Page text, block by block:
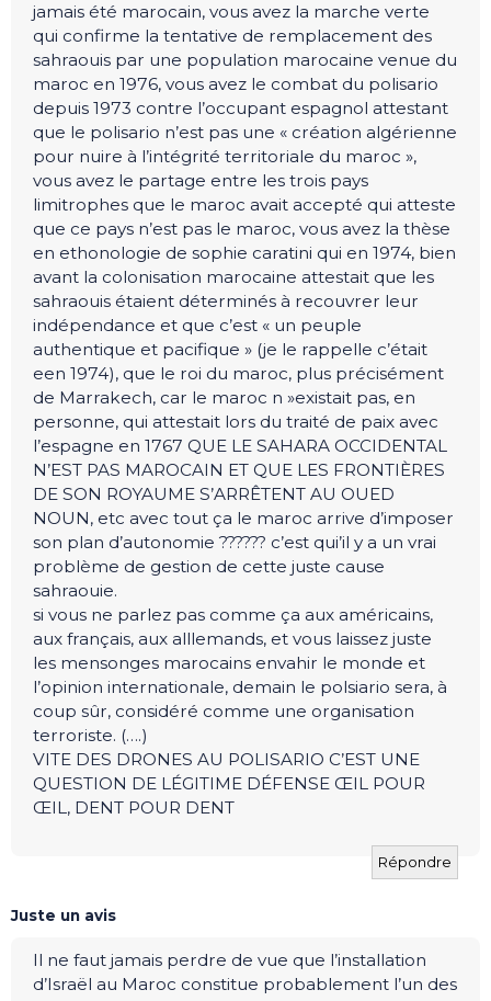
jamais été marocain, vous avez la marche verte
qui confirme la tentative de remplacement des
sahraouis par une population marocaine venue du
maroc en 1976, vous avez le combat du polisario
depuis 1973 contre l’occupant espagnol attestant
que le polisario n’est pas une « création algérienne
pour nuire à l’intégrité territoriale du maroc »,
vous avez le partage entre les trois pays
limitrophes que le maroc avait accepté qui atteste
que ce pays n’est pas le maroc, vous avez la thèse
en ethonologie de sophie caratini qui en 1974, bien
avant la colonisation marocaine attestait que les
sahraouis étaient déterminés à recouvrer leur
indépendance et que c’est « un peuple
authentique et pacifique » (je le rappelle c’était
een 1974), que le roi du maroc, plus précisément
de Marrakech, car le maroc n »existait pas, en
personne, qui attestait lors du traité de paix avec
l’espagne en 1767 QUE LE SAHARA OCCIDENTAL
N’EST PAS MAROCAIN ET QUE LES FRONTIÈRES
DE SON ROYAUME S’ARRÊTENT AU OUED
NOUN, etc avec tout ça le maroc arrive d’imposer
son plan d’autonomie ?????? c’est qui’il y a un vrai
problème de gestion de cette juste cause
sahraouie.
si vous ne parlez pas comme ça aux américains,
aux français, aux alllemands, et vous laissez juste
les mensonges marocains envahir le monde et
l’opinion internationale, demain le polsiario sera, à
coup sûr, considéré comme une organisation
terroriste. (….)
VITE DES DRONES AU POLISARIO C’EST UNE
QUESTION DE LÉGITIME DÉFENSE ŒIL POUR
ŒIL, DENT POUR DENT
Répondre
Juste un avis
Il ne faut jamais perdre de vue que l’installation
d’Israël au Maroc constitue probablement l’un des